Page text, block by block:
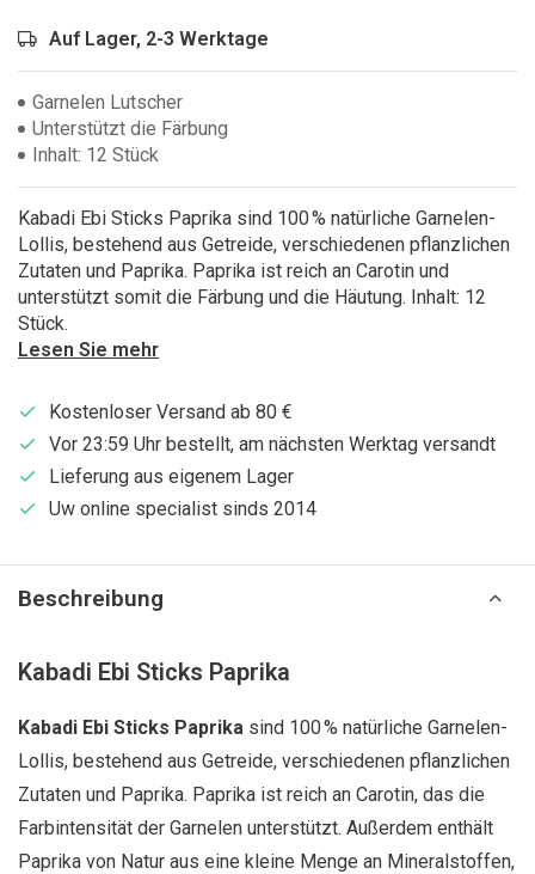
Auf Lager, 2-3 Werktage
Garnelen Lutscher
Unterstützt die Färbung
Inhalt: 12 Stück
Kabadi Ebi Sticks Paprika sind 100 % natürliche Garnelen-
Lollis, bestehend aus Getreide, verschiedenen pflanzlichen
Zutaten und Paprika. Paprika ist reich an Carotin und
unterstützt somit die Färbung und die Häutung. Inhalt: 12
Stück.
Lesen Sie mehr
Kostenloser Versand ab 80 €
Vor 23:59 Uhr bestellt, am nächsten Werktag versandt
Lieferung aus eigenem Lager
Uw online specialist sinds 2014
Beschreibung
Kabadi Ebi Sticks Paprika
Kabadi Ebi Sticks Paprika sind 100 % natürliche Garnelen-
Lollis, bestehend aus Getreide, verschiedenen pflanzlichen
Zutaten und Paprika. Paprika ist reich an Carotin, das die
Farbintensität der Garnelen unterstützt. Außerdem enthält
Paprika von Natur aus eine kleine Menge an Mineralstoffen,